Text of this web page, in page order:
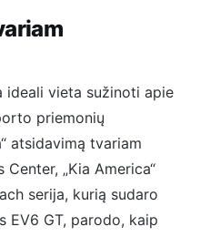
ideali vieta sužinoti apie
priemonių
atsidavimą tvariam
Center, „Kia America“
serija, kurią sudaro
EV6 GT, parodo, kaip